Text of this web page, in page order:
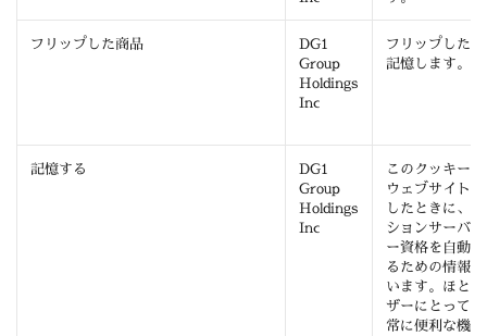
フリップした商品
DG1
Group
Holdings
Inc
フリップした
記憶します。
記憶する
DG1
Group
Holdings
Inc
このクッキー
ウェブサイト
したときに、
ションサーバ
ー資格を自動
るための情報
います。ほと
ザーにとって
常に便利な機